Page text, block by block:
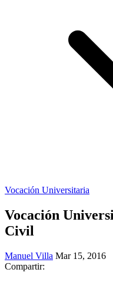
Vocación Universitaria
Vocación
Civil
Manuel Villa Mar 15, 2016
Compartir: